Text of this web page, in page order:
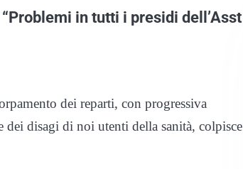
in tutti i presidi dell’Asst
dei reparti, con progressiva
dei disagi di noi utenti della sanità, colpisce